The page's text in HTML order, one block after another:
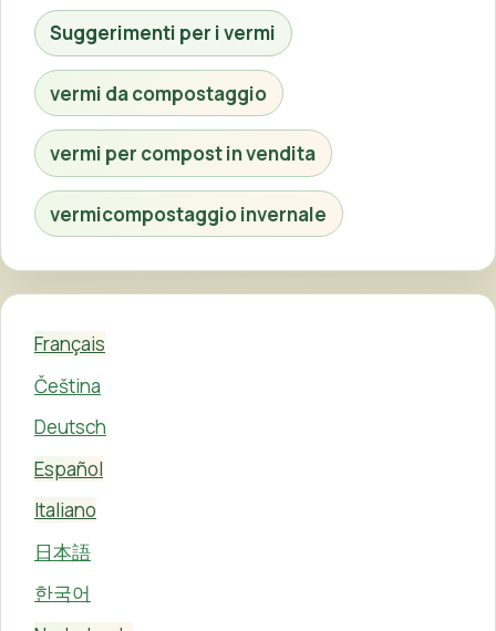
Suggerimenti per i vermi
vermi da compostaggio
vermi per compost in vendita
vermicompostaggio invernale
Français
Čeština
Deutsch
Español
Italiano
日本語
한국어